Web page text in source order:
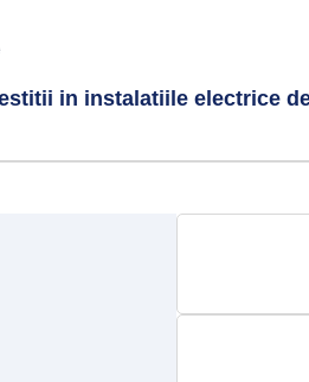
in instalatiile electrice